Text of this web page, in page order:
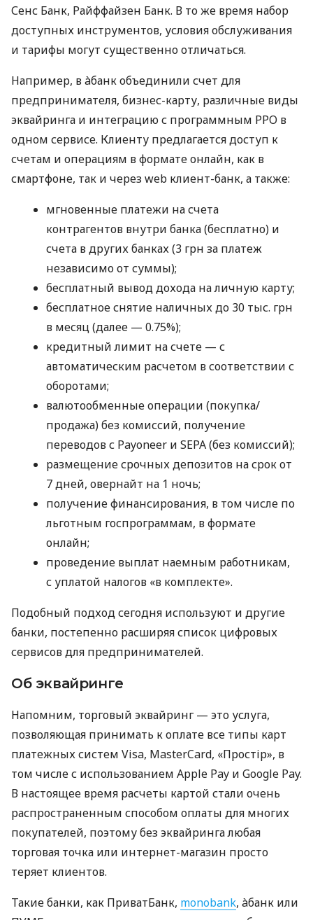
Сенс Банк, Райффайзен Банк. В то же время набор
доступных инструментов, условия обслуживания
и тарифы могут существенно отличаться.
Например, в àбанк объединили счет для
предпринимателя, бизнес-карту, различные виды
эквайринга и интеграцию с программным РРО в
одном сервисе. Клиенту предлагается доступ к
счетам и операциям в формате онлайн, как в
смартфоне, так и через web клиент-банк, а также:
мгновенные платежи на счета
контрагентов внутри банка (бесплатно) и
счета в других банках (3 грн за платеж
независимо от суммы);
бесплатный вывод дохода на личную карту;
бесплатное снятие наличных до 30 тыс. грн
в месяц (далее — 0.75%);
кредитный лимит на счете — с
автоматическим расчетом в соответствии с
оборотами;
валютообменные операции (покупка/
продажа) без комиссий, получение
переводов с Payoneer и SEPA (без комиссий);
размещение срочных депозитов на срок от
7 дней, овернайт на 1 ночь;
получение финансирования, в том числе по
льготным госпрограммам, в формате
онлайн;
проведение выплат наемным работникам,
с уплатой налогов «в комплекте».
Подобный подход сегодня используют и другие
банки, постепенно расширяя список цифровых
сервисов для предпринимателей.
Об эквайринге
Напомним, торговый эквайринг — это услуга,
позволяющая принимать к оплате все типы карт
платежных систем Visa, MasterCard, «Простір», в
том числе с использованием Apple Pay и Google Pay.
В настоящее время расчеты картой стали очень
распространенным способом оплаты для многих
покупателей, поэтому без эквайринга любая
торговая точка или интернет-магазин просто
теряет клиентов.
Такие банки, как ПриватБанк, monobank, àбанк или